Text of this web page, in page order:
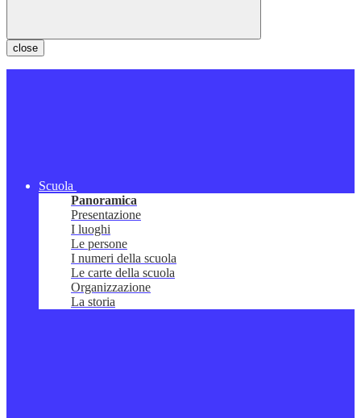
close
Scuola
Panoramica
Presentazione
I luoghi
Le persone
I numeri della scuola
Le carte della scuola
Organizzazione
La storia